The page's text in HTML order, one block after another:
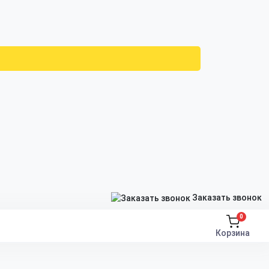
Заказать звонок
Корзина
0